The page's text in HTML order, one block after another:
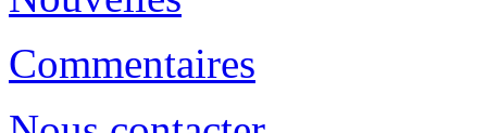
Commentaires